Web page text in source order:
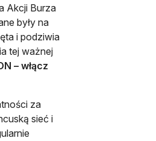
Akcji Burza
były na
i podziwia
tej ważnej
– włącz
za
sieć i